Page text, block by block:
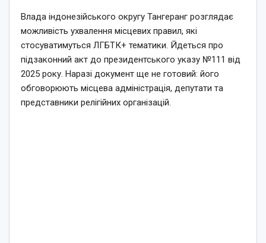
Влада індонезійського округу Тангеранг розглядає
можливість ухвалення місцевих правил, які
стосуватимуться ЛГБТК+ тематики. Йдеться про
підзаконний акт до президентського указу №111 від
2025 року. Наразі документ ще не готовий: його
обговорюють місцева адміністрація, депутати та
представники релігійних організацій.